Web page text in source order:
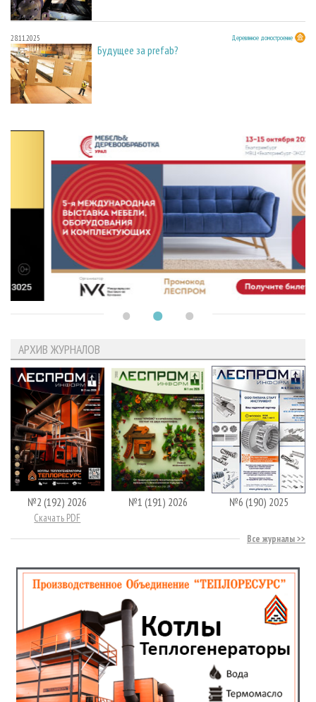
28.11.2025 Деревянное домостроение
Будущее за prefab?
АРХИВ ЖУРНАЛОВ
№2 (192) 2026
Скачать PDF
№1 (191) 2026 №6 (190) 2025
Все журналы